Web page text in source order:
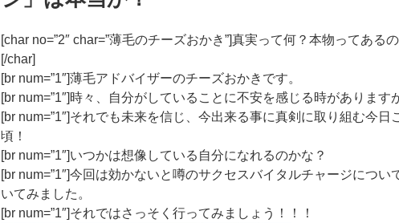
[char no=”2″ char=”薄毛のチーズおかき”]真実って何？本物ってあるの
[/char]
[br num=”1″]薄毛アドバイザーのチーズおかきです。
[br num=”1″]時々、自分がしていることに不安を感じる時があります
[br num=”1″]それでも未来を信じ、今出来る事に真剣に取り組む今日
頃！
[br num=”1″]いつかは想像している自分になれるのかな？
[br num=”1″]今回は効かないと噂のサクセスバイタルチャージについ
いてみました。
[br num=”1″]それではさっそく行ってみましょう！！！